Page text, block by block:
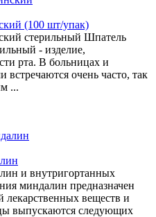
(100 шт/упак)
стерильный Шпатель
- изделие,
рта. В больницах и
очень часто, так
...
и внутригортанных
миндалин предназначен
лекарственных веществ и
выпускаются следующих